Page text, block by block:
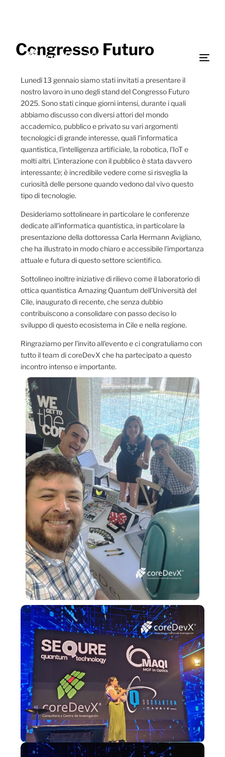
Congresso Futuro
Lunedì 13 gennaio siamo stati invitati a presentare il
nostro lavoro in uno degli stand del Congresso Futuro
2025. Sono stati cinque giorni intensi, durante i quali
abbiamo discusso con diversi attori del mondo
accademico, pubblico e privato su vari argomenti
tecnologici di grande interesse, quali l'informatica
quantistica, l'intelligenza artificiale, la robotica, l'IoT e
molti altri. L'interazione con il pubblico è stata davvero
interessante; è incredibile vedere come si risveglia la
curiosità delle persone quando vedono dal vivo questo
tipo di tecnologie.
Desideriamo sottolineare in particolare le conferenze
dedicate all'informatica quantistica, in particolare la
presentazione della dottoressa Carla Hermann Avigliano,
che ha illustrato in modo chiaro e accessibile l'importanza
attuale e futura di questo settore scientifico.
Sottolineo inoltre iniziative di rilievo come il laboratorio di
ottica quantistica Amazing Quantum dell'Università del
Cile, inaugurato di recente, che senza dubbio
contribuiscono a consolidare con passo deciso lo
sviluppo di questo ecosistema in Cile e nella regione.
Ringraziamo per l'invito all'evento e ci congratuliamo con
tutto il team di coreDevX che ha partecipato a questo
incontro intenso e importante.